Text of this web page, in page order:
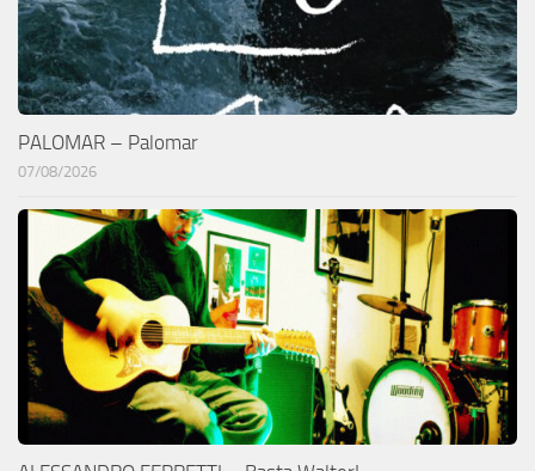
PALOMAR – Palomar
07/08/2026